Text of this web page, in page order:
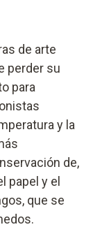
de arte
perder su
para
y la
de,
papel y el
que se